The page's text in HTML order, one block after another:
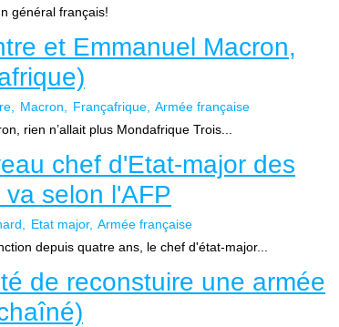
général français!
et Emmanuel Macron,
Macron Françafrique Armée française
rien n’allait plus Mondafrique Trois...
chef d'Etat-major des
selon l'AFP
Etat major Armée française
depuis quatre ans, le chef d'état-major...
de reconstuire une armée